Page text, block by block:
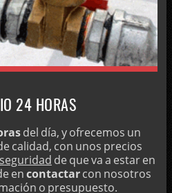
CON MUCHOS AÑOS DE
DE TUBERÍAS
24 HORAS
del día, y ofrecemos un
calidad, con unos precios
seguridad de que va a estar en
encontactarcon nosotros
o presupuesto.